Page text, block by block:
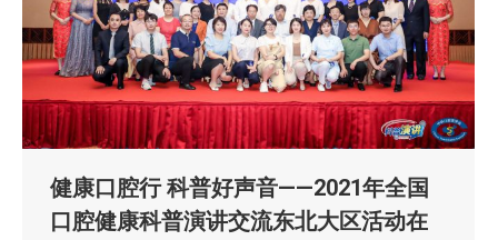
健康口腔行 科普好声音——2021年全国
口腔健康科普演讲交流东北大区活动在